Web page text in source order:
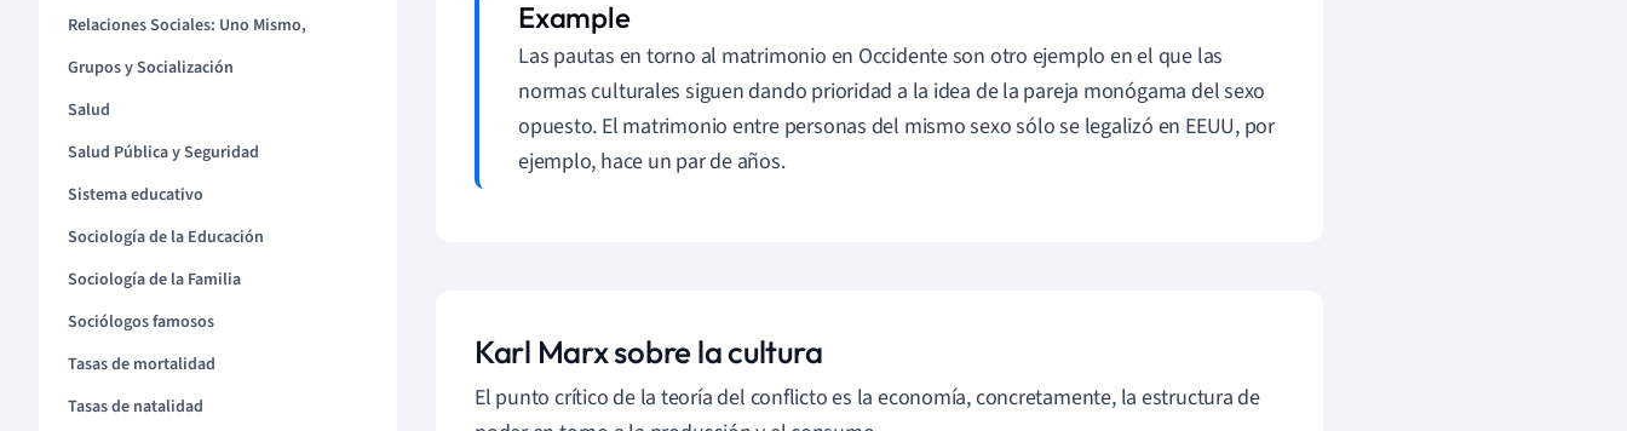
Relaciones Sociales: Uno Mismo,
Grupos y Socialización
Salud
Salud Pública y Seguridad
Sistema educativo
Sociología de la Educación
Sociología de la Familia
Sociólogos famosos
Tasas de mortalidad
Tasas de natalidad
Las pautas en torno al matrimonio en Occidente son otro ejemplo en el que las
normas culturales siguen dando prioridad a la idea de la pareja monógama del sexo
opuesto. El matrimonio entre personas del mismo sexo sólo se legalizó en EEUU, por
ejemplo, hace un par de años.
Karl Marx sobre la cultura
El punto crítico de la teoría del conflicto es la economía, concretamente, la estructura de